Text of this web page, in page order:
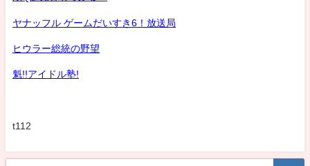
ヤナッフル ゲームだいすき6！放送局
ヒウラー総統の野望
魁!!アイドル塾!
t112